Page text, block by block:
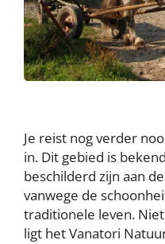
Je reist nog verder
in. Dit gebied is
beschilderd zijn aan
vanwege de
traditionele leven.
ligt het Vanatori